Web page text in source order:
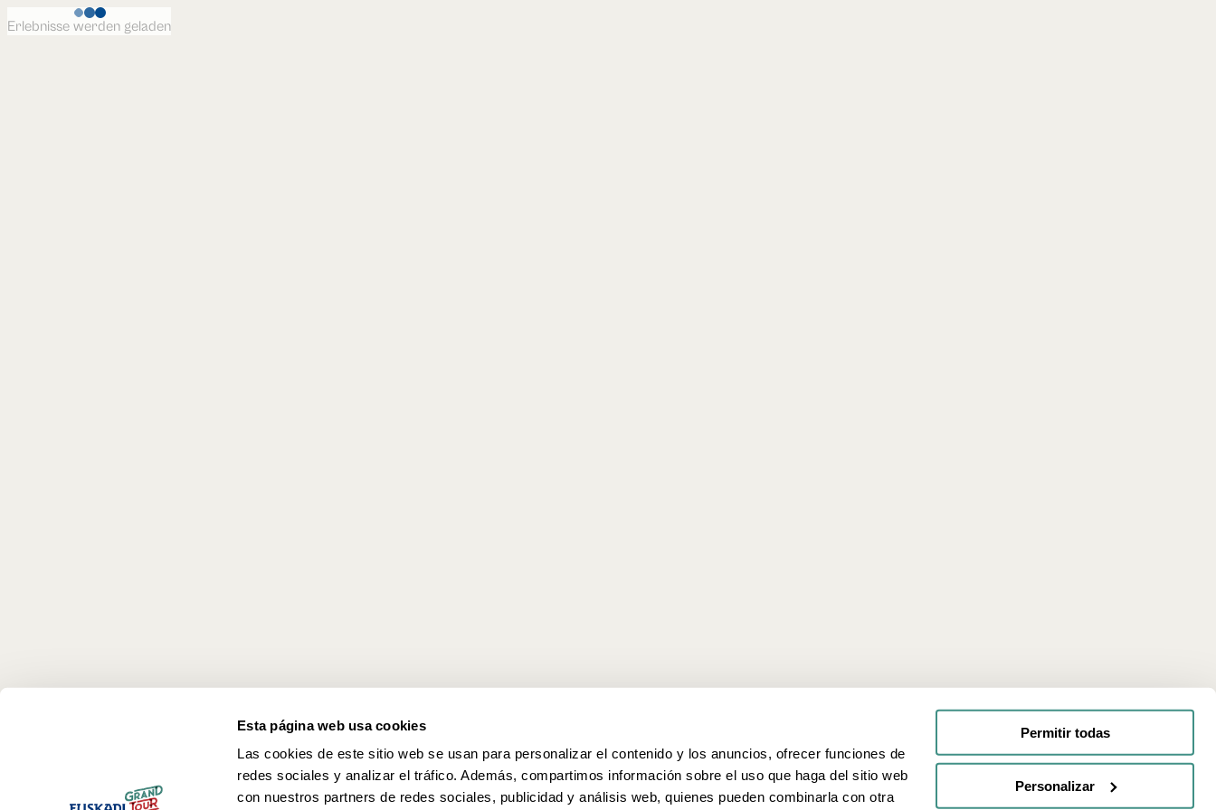
Esta página web usa cookies
Las cookies de este sitio web se usan para personalizar el contenido y los anuncios, ofrecer funciones de
redes sociales y analizar el tráfico. Además, compartimos información sobre el uso que haga del sitio web
con nuestros partners de redes sociales, publicidad y análisis web, quienes pueden combinarla con otra
Permitir todas
Personalizar
Erlebnisse werden geladen